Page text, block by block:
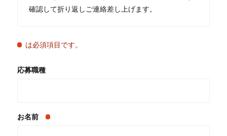
確認して折り返しご連絡差し上げます。
は必須項目です。
応募職種
お名前